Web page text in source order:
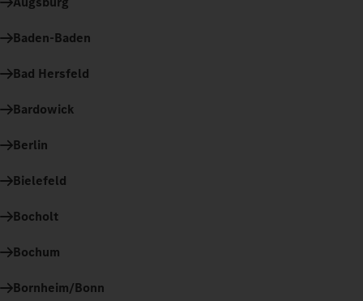
Baden-Baden
Bad Hersfeld
Bardowick
Berlin
Bielefeld
Bocholt
Bochum
Bornheim/Bonn